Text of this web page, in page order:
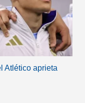
Atlético aprieta